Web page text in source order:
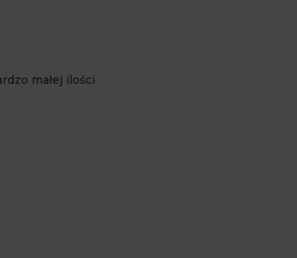
małej ilości